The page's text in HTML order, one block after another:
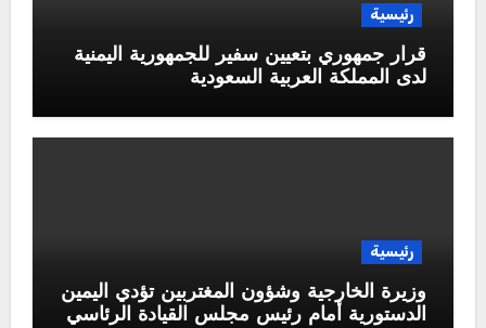
رئيسية
قرار جمهوري بتعيين سفير للجمهورية اليمنية
لدى المملكة العربية السعودية
رئيسية
وزيرة الخارجية وشؤون المغتربين تؤدي اليمين
الدستورية أمام رئيس مجلس القيادة الرئاسي